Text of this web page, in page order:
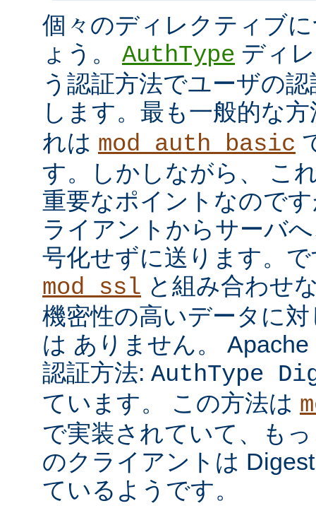
個々のディレクティブ
ょう。 AuthType ディ
う認証方法でユーザの
します。最も一般的な
れは mod_auth_basic
す。しかしながら、 こ
重要なポイントなので
ライアントからサーバ
号化せずに送ります。
mod_ssl と組み合わせ
機密性の高いデータに
は ありません。
認証方法: AuthType
ています。 この方法は
で実装されていて、も
のクライアントは
ているようです。